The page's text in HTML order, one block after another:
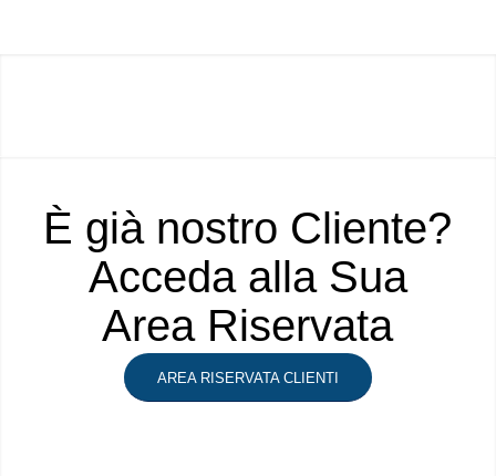
È già nostro Cliente?
Acceda alla Sua
Area Riservata
AREA RISERVATA CLIENTI